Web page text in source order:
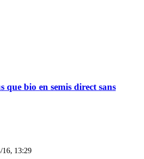
que bio en semis direct sans
16, 13:29